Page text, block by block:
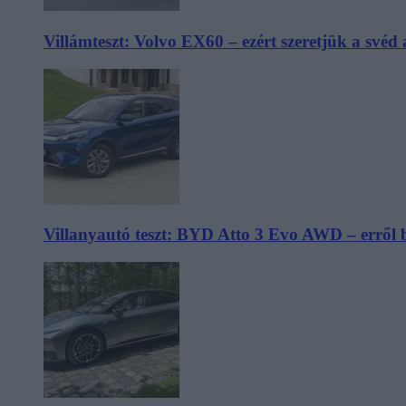
Villámteszt: Volvo EX60 – ezért szeretjük a svéd
Villanyautó teszt: BYD Atto 3 Evo AWD – erről